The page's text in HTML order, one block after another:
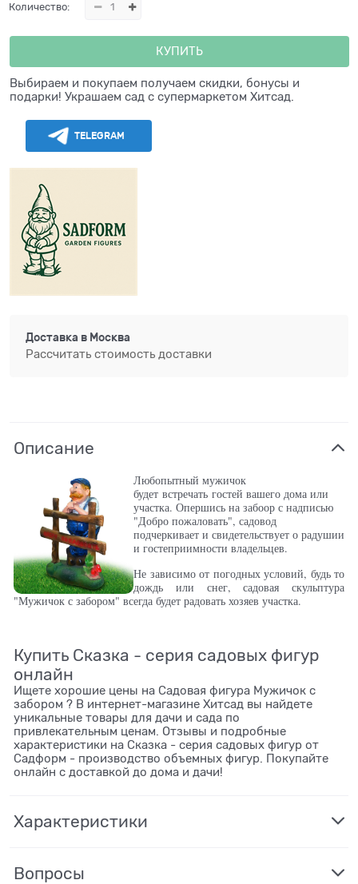
Количество:
КУПИТЬ
Выбираем и покупаем получаем скидки, бонусы и
подарки! Украшаем сад с супермаркетом Хитсад.
TELEGRAM
Доставка в Москва
Рассчитать стоимость доставки
Описание
Любопытный мужичок
будет встречать гостей вашего дома или
участка. Опершись на забоор с надписью
"Добро пожаловать", садовод
подчеркивает и свидетельствует о радушии
и гостеприимности владельцев.
Не зависимо от погодных условий, будь то
дождь или снег, садовая скульптура
"Мужичок с забором" всегда будет радовать хозяев участка.
Купить Сказка - серия садовых фигур
онлайн
Ищете хорошие цены на Садовая фигура Мужичок с
забором ? В интернет-магазине Хитсад вы найдете
уникальные товары для дачи и сада по
привлекательным ценам. Отзывы и подробные
характеристики на Сказка - серия садовых фигур от
Садформ - производство объемных фигур. Покупайте
онлайн с доставкой до дома и дачи!
Характеристики
Вопросы